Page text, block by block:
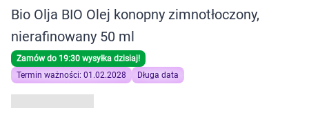
Zdrowie
Kobieta w ciąży i mama
Dziecko
Bio Olja BIO Olej konopny zimnotłoczony,
nierafinowany 50 ml
Zamów do 19:30 wysyłka dzisiaj!
Termin ważności: 01.02.2028
Długa data